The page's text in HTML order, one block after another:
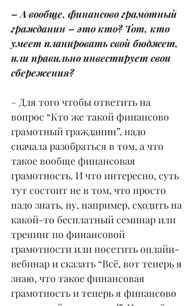
– А вообще, финансово грамотный
гражданин – это кто? Тот, кто
умеет планировать свой бюджет,
или правильно инвестирует свои
сбережения?
– Для того чтобы ответить на
вопрос “Кто же такой финансово
грамотный гражданин”, надо
сначала разобраться в том, а что
такое вообще финансовая
грамотность. И что интересно, суть
тут состоит не в том, что просто
надо знать, ну, например, сходить на
какой-то бесплатный семинар или
тренинг по финансовой
грамотности или посетить онлайн-
вебинар и сказать “Всё, вот теперь я
знаю, что такое финансовая
грамотность и теперь я финансово